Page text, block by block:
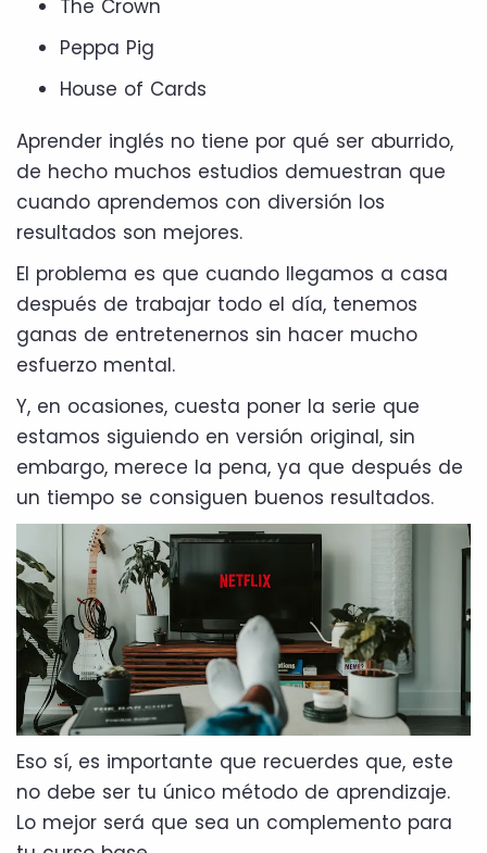
The Crown
Peppa Pig
House of Cards
Aprender inglés no tiene por qué ser aburrido,
de hecho muchos estudios demuestran que
cuando aprendemos con diversión los
resultados son mejores.
El problema es que cuando llegamos a casa
después de trabajar todo el día, tenemos
ganas de entretenernos sin hacer mucho
esfuerzo mental.
Y, en ocasiones, cuesta poner la serie que
estamos siguiendo en versión original, sin
embargo, merece la pena, ya que después de
un tiempo se consiguen buenos resultados.
Eso sí, es importante que recuerdes que, este
no debe ser tu único método de aprendizaje.
Lo mejor será que sea un complemento para